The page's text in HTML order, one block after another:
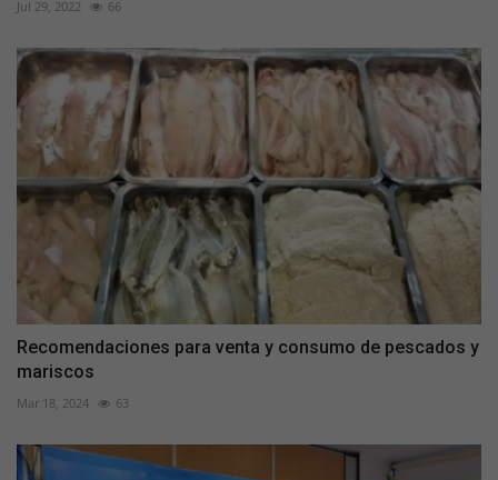
Jul 29, 2022 66
Recomendaciones para venta y consumo de pescados y
mariscos
Mar 18, 2024 63